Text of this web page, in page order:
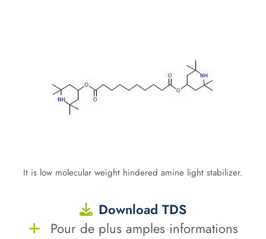
It is low molecular weight hindered amine light stabilizer.
Download TDS
Pour de plus amples informations